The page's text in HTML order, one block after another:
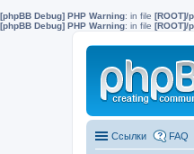
[phpBB Debug] PHP Warning: in file [ROOT]/
[phpBB Debug] PHP Warning: in file [ROOT]/
Ссылки FAQ